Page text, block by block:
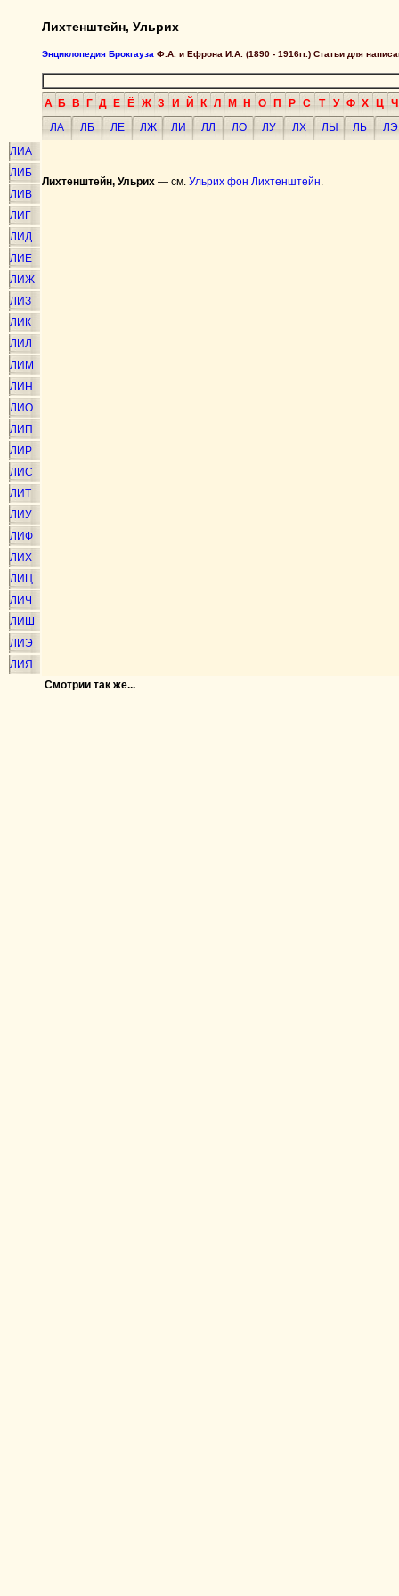
Лихтенштейн, Ульрих
Энциклопедия Брокгауза Ф.А. и Ефрона И.А. (1890 - 1916гг.) Статьи для
А Б В Г Д Е Ё Ж З И Й К Л М Н О П Р С Т У Ф Х Ц Ч
ЛА
ЛБ ЛЕ ЛЖ ЛИ ЛЛ ЛО ЛУ ЛХ ЛЫ ЛЬ
ЛЭ
ЛИА
ЛИБ
ЛИВ
ЛИГ
ЛИД
ЛИЕ
ЛИЖ
ЛИЗ
ЛИК
ЛИЛ
ЛИМ
ЛИН
ЛИО
ЛИП
ЛИР
ЛИС
ЛИТ
ЛИУ
ЛИФ
ЛИХ
ЛИЦ
ЛИЧ
ЛИШ
ЛИЭ
ЛИЯ
Лихтенштейн, Ульрих — см. Ульрих фон Лихтенштейн.
Смотрии так же...